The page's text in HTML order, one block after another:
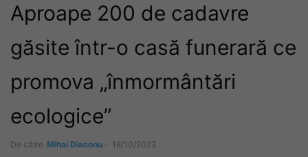
Aproape 200 de cadavre
găsite într-o casă funerară ce
promova „înmormântări
ecologice”
De către Mihai Diaconu - 18/10/2023